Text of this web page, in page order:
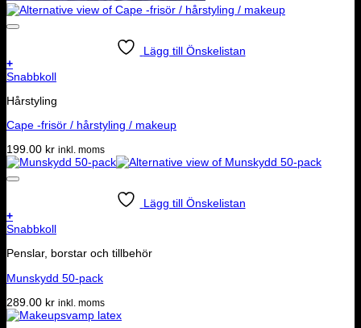
Lägg till Önskelistan
+
Snabbkoll
Hårstyling
Cape -frisör / hårstyling / makeup
199.00 kr inkl. moms
Lägg till Önskelistan
+
Snabbkoll
Penslar, borstar och tillbehör
Munskydd 50-pack
289.00 kr inkl. moms